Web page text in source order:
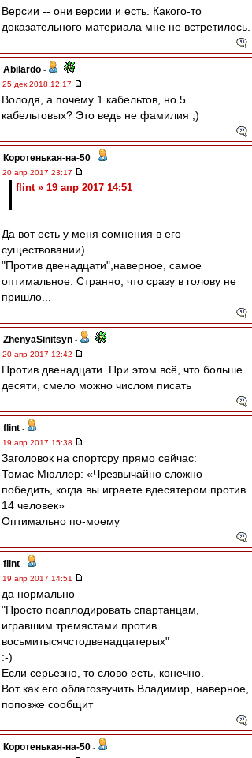
Версии -- они версии и есть. Какого-то
доказательного материала мне не встретилось.
Abilardo -
25 дек 2018 12:17
Володя, а почему 1 кабельтов, но 5
кабельтовых? Это ведь не фамилия ;)
Коротенькая-на-50 -
20 апр 2017 23:17
flint » 19 апр 2017 14:51
Да вот есть у меня сомнения в его
существовании)
"Против двенадцати",наверное, самое
оптимальное. Странно, что сразу в голову не
пришло...
ZhenyaSinitsyn -
20 апр 2017 12:42
Против двенадцати. При этом всё, что больше
десяти, смело можно числом писать
flint -
19 апр 2017 15:38
Заголовок на спортсру прямо сейчас:
Томас Мюллер: «Чрезвычайно сложно
победить, когда вы играете вдесятером против
14 человек»
Оптимально по-моему
flint -
19 апр 2017 14:51
да нормально
"Просто поаплодировать спартанцам,
игравшим тремястами против
восьмитысячстодвенадцатерых"
:-)
Если серьезно, то слово есть, конечно.
Вот как его облагозвучить Владимир, наверное,
попозже сообщит
Коротенькая-на-50 -